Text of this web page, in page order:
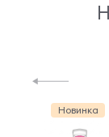
Новинка